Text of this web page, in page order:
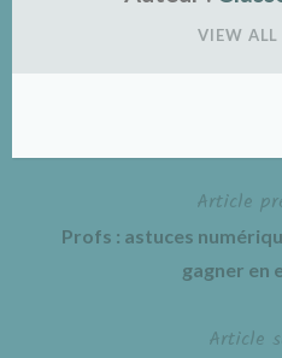
VIEW ALL
Article
Profs : astuces
gagner en
Article